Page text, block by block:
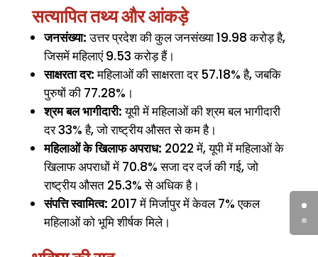
सत्यापित तथ्य और आंकड़े
जनसंख्या:उत्तर प्रदेश की कुल जनसंख्या 19.98 करोड़ है,
जिसमें महिलाएं 9.53 करोड़ हैं।
साक्षरता दर:महिलाओं की साक्षरता दर 57.18% है, जबकि
पुरुषों की 77.28%।
श्रम बल भागीदारी:यूपी में महिलाओं की श्रम बल भागीदारी
दर 33% है, जो राष्ट्रीय औसत से कम है।
महिलाओं के खिलाफ अपराध: 2022 में, यूपी में महिलाओं के
खिलाफ अपराधों में 70.8% सजा दर दर्ज की गई, जो
राष्ट्रीय औसत 25.3% से अधिक है।
संपत्ति स्वामित्व: 2017 में मिर्जापुर में केवल 7% एकल
महिलाओं को भूमि शीर्षक मिले।